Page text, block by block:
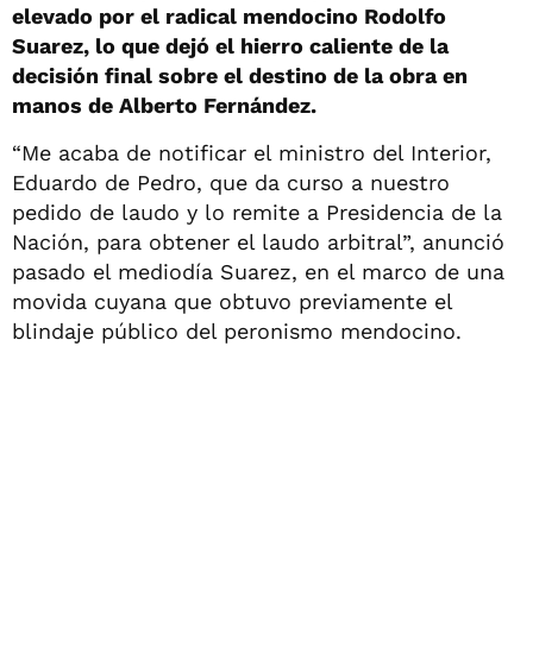
elevado por el radical mendocino Rodolfo
Suarez, lo que dejó el hierro caliente de la
decisión final sobre el destino de la obra en
manos de Alberto Fernández.
“Me acaba de notificar el ministro del Interior,
Eduardo de Pedro, que da curso a nuestro
pedido de laudo y lo remite a Presidencia de la
Nación, para obtener el laudo arbitral”, anunció
pasado el mediodía Suarez, en el marco de una
movida cuyana que obtuvo previamente el
blindaje público del peronismo mendocino.